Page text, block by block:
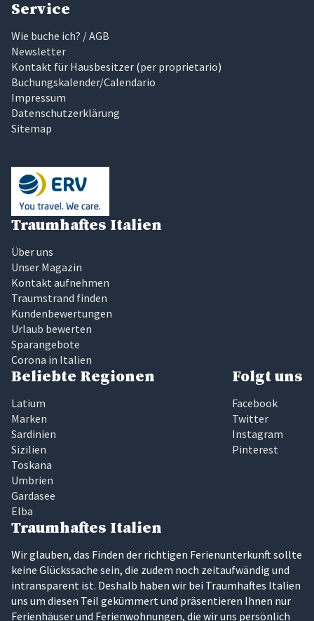
Service
Wie buche ich? / AGB
Newsletter
Kontakt für Hausbesitzer (per proprietario)
Buchungskalender/Calendario
Impressum
Datenschutzerklärung
Sitemap
Traumhaftes Italien
Über uns
Unser Magazin
Kontakt aufnehmen
Traumstrand finden
Kundenbewertungen
Urlaub bewerten
Sparangebote
Corona in Italien
Beliebte Regionen
Latium
Marken
Sardinien
Sizilien
Toskana
Umbrien
Gardasee
Elba
Folgt uns
Facebook
Twitter
Instagram
Pinterest
Traumhaftes Italien
Wir glauben, das Finden der richtigen Ferienunterkunft sollte
keine Glückssache sein, die zudem noch zeitaufwändig und
intransparent ist. Deshalb haben wir bei Traumhaftes Italien
uns um diesen Teil gekümmert und präsentieren Ihnen nur
Ferienhäuser und Ferienwohnungen, die wir uns persönlich